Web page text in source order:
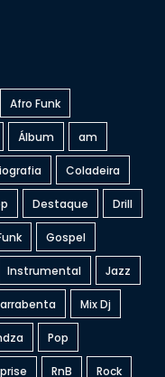
Afro Funk
Álbum am
Coladeira
Destaque Drill
Gospel
Instrumental Jazz
Mix Dj
Pop
RnB Rock